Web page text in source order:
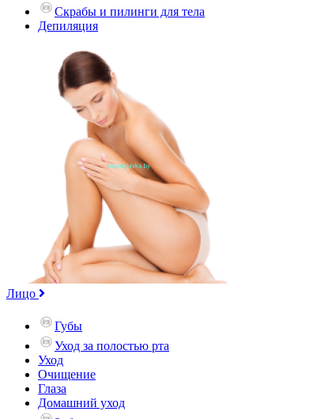
Скрабы и пилинги для тела
Депиляция
Лицо
Губы
Уход за полостью рта
Уход
Очищение
Глаза
Домашний уход